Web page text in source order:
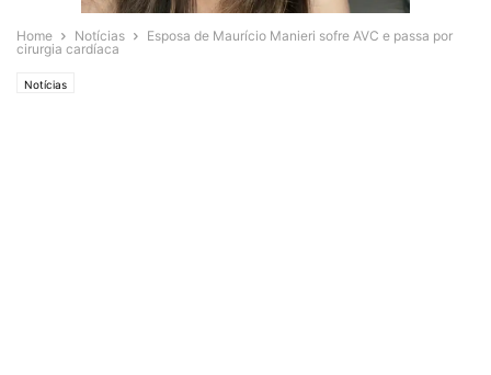
Home Notícias
Esposa de Maurício Manieri sofre AVC e passa por
cirurgia cardíaca
Notícias